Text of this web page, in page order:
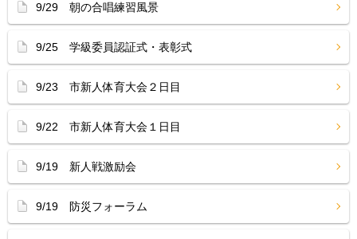
9/29 朝の合唱練習風景
9/25 学級委員認証式・表彰式
9/23 市新人体育大会２日目
9/22 市新人体育大会１日目
9/19 新人戦激励会
9/19 防災フォーラム